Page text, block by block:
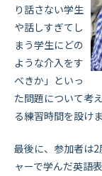
り話さない学生
や話しすぎてし
まう学生にどの
ような介入をす
べきか」といっ
た問題について考
る練習時間を設けま
最後に、参加者は
ャーで学んだ英語